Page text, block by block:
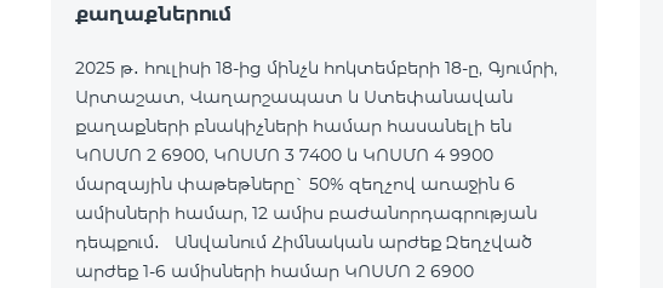
քաղաքներում
2025 թ․ հուլիսի 18-ից մինչև հոկտեմբերի 18-ը, Գյումրի,
Արտաշատ, Վաղարշապատ և Ստեփանավան
քաղաքների բնակիչների համար հասանելի են
ԿՈՍՄՈ 2 6900, ԿՈՍՄՈ 3 7400 և ԿՈՍՄՈ 4 9900
մարզային փաթեթները` 50% զեղչով առաջին 6
ամիսների համար, 12 ամիս բաժանորդագրության
դեպքում․ Անվանում Հիմնական արժեք Զեղչված
արժեք 1-6 ամիսների համար ԿՈՍՄՈ 2 6900